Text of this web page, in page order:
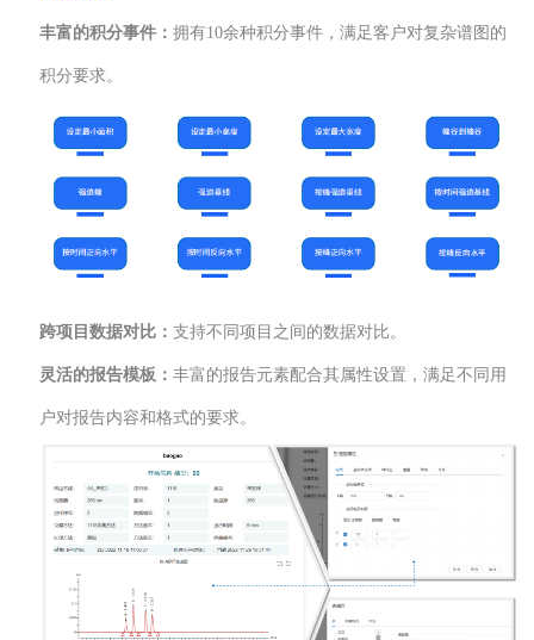
丰富的积分事件：拥有10余种积分事件，满足客户对复杂谱图的
积分要求。
跨项目数据对比：支持不同项目之间的数据对比。
灵活的报告模板：丰富的报告元素配合其属性设置，满足不同用
户对报告内容和格式的要求。